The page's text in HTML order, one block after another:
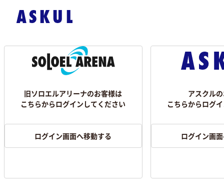
旧ソロエルアリーナのお客様は
こちらからログインしてください
ログイン画面へ移動する
アスクル
こちらからログ
ログイン画